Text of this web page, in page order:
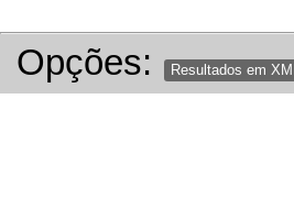
Opções: Resultados em XML